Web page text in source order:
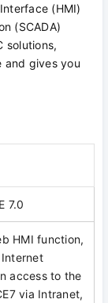
(HMI)
(SCADA)
solutions,
and gives you
7.0
HMI function,
access to the
via Intranet,